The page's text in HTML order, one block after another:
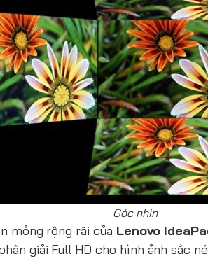
Góc nhìn
mỏng rộng rãi của Lenovo
giải Full HD cho hình ảnh sắc